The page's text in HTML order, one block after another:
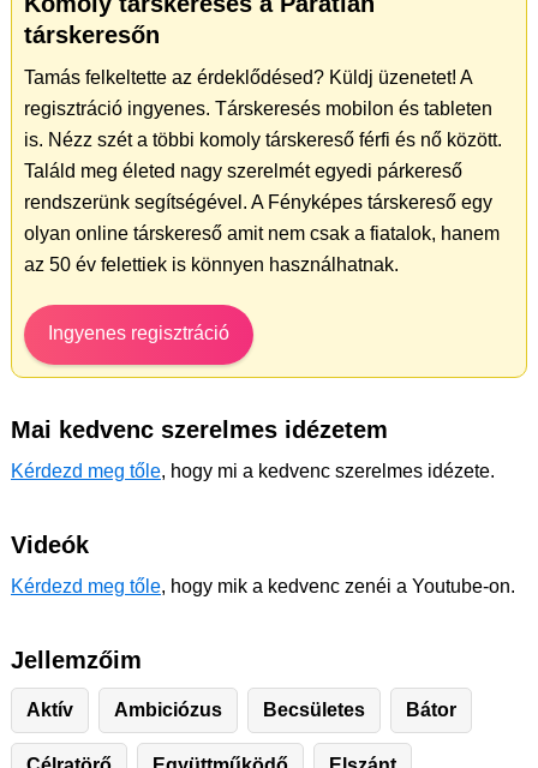
társkeresőn
Tamás felkeltette az érdeklődésed? Küldj üzenetet! A
regisztráció ingyenes. Társkeresés mobilon és tableten
is. Nézz szét a többi komoly társkereső férfi és nő között.
Találd meg életed nagy szerelmét egyedi párkereső
rendszerünk segítségével. A Fényképes társkereső egy
olyan online társkereső amit nem csak a fiatalok, hanem
az 50 év felettiek is könnyen használhatnak.
Ingyenes regisztráció
Mai kedvenc szerelmes idézetem
Kérdezd meg tőle, hogy mi a kedvenc szerelmes idézete.
Videók
Kérdezd meg tőle, hogy mik a kedvenc zenéi a Youtube-on.
Jellemzőim
Aktív Ambiciózus Becsületes Bátor